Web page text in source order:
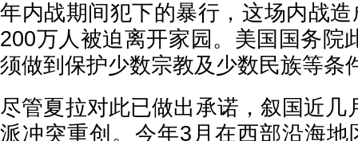
年内战期间犯下的暴行，这场内战
200万人被迫离开家园。美国国务院
须做到保护少数宗教及少数民族等条
尽管夏拉对此已做出承诺，叙国近几
派冲突重创。今年3月在西部沿海地